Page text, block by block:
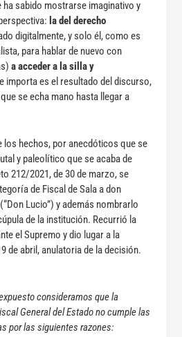
sabido mostrarse imaginativo y
la del derecho
digitalmente, y solo él, como es
para hablar de nuevo con
a acceder a la silla y
importa es el resultado del discurso,
se echa mano hasta llegar a
los hechos, por anecdóticos que se
y paleolítico que se acaba de
212/2021, de 30 de marzo, se
de Fiscal de Sala a don
(“Don Lucio”) y además nombrarlo
de la institución. Recurrió la
el Supremo y dio lugar a la
de abril, anulatoria de la decisión.
consideramos que la
General del Estado no cumple las
por las siguientes razones: